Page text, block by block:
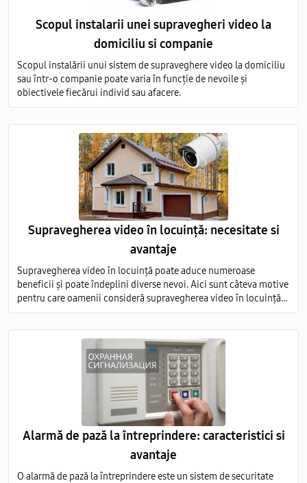
Scopul instalarii unei supravegheri video la
domiciliu si companie
Scopul instalării unui sistem de supraveghere video la domiciliu
sau într-o companie poate varia în funcție de nevoile și
obiectivele fiecărui individ sau afacere.
Supravegherea video în locuință: necesitate si
avantaje
Supravegherea video în locuință poate aduce numeroase
beneficii și poate îndeplini diverse nevoi. Aici sunt câteva motive
pentru care oamenii consideră supravegherea video în locuință
ca fiind necesară, precum și avantajele asociate acestei practici
Alarmă de pază la întreprindere: caracteristici si
avantaje
O alarmă de pază la întreprindere este un sistem de securitate